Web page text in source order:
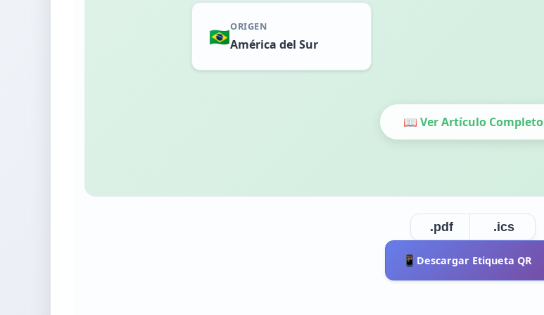
🇧🇷ORIGEN
América del Sur
📖 Ver Artículo Completo
.pdf .ics
📱 Descargar Etiqueta QR